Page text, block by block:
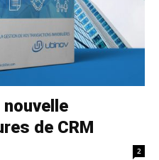
de CRM
2